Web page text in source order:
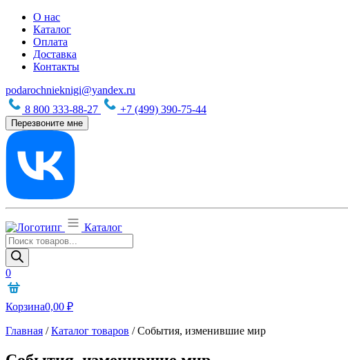
О нас
Каталог
Оплата
Доставка
Контакты
podarochnieknigi@yandex.ru
8 800 333-88-27
+7 (499) 390-75-44
Перезвоните мне
Каталог
Поиск
товаров
0
Корзина0,00 ₽
Главная /Каталог товаров /События, изменившие мир